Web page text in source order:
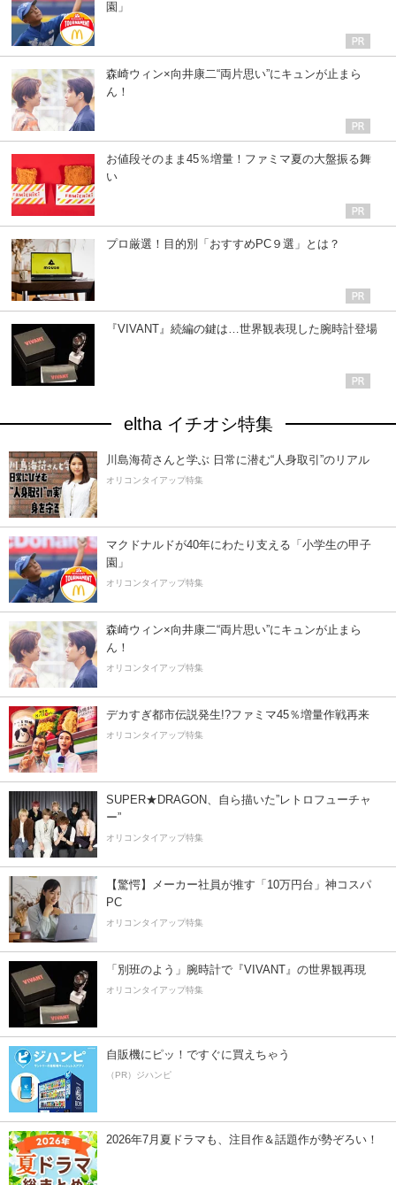
園」
森崎ウィン×向井康二“両片思い”にキュンが止まら
ん！
お値段そのまま45％増量！ファミマ夏の大盤振る舞
い
プロ厳選！目的別「おすすめPC９選」とは？
『VIVANT』続編の鍵は…世界観表現した腕時計登場
eltha イチオシ特集
川島海荷さんと学ぶ 日常に潜む“人身取引”のリアル
オリコンタイアップ特集
マクドナルドが40年にわたり支える「小学生の甲子
園」
オリコンタイアップ特集
森崎ウィン×向井康二“両片思い”にキュンが止まら
ん！
オリコンタイアップ特集
デカすぎ都市伝説発生!?ファミマ45％増量作戦再来
オリコンタイアップ特集
SUPER★DRAGON、自ら描いた”レトロフューチャ
ー”
オリコンタイアップ特集
【驚愕】メーカー社員が推す「10万円台」神コスパ
PC
オリコンタイアップ特集
「別班のよう」腕時計で『VIVANT』の世界観再現
オリコンタイアップ特集
自販機にピッ！ですぐに買えちゃう
（PR）ジハンピ
2026年7月夏ドラマも、注目作＆話題作が勢ぞろい！